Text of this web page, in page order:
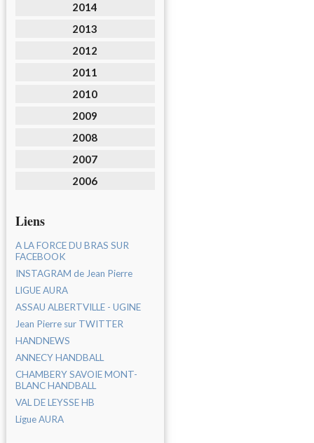
2014
2013
2012
2011
2010
2009
2008
2007
2006
Liens
A LA FORCE DU BRAS SUR
FACEBOOK
INSTAGRAM de Jean Pierre
LIGUE AURA
ASSAU ALBERTVILLE - UGINE
Jean Pierre sur TWITTER
HANDNEWS
ANNECY HANDBALL
CHAMBERY SAVOIE MONT-
BLANC HANDBALL
VAL DE LEYSSE HB
Ligue AURA